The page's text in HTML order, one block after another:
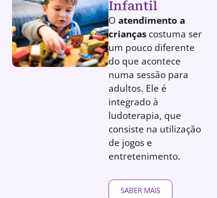
Infantil
O atendimento a
crianças costuma ser
um pouco diferente
do que acontece
numa sessão para
adultos. Ele é
integrado à
ludoterapia, que
consiste na utilização
de jogos e
entretenimento.
SABER MAIS